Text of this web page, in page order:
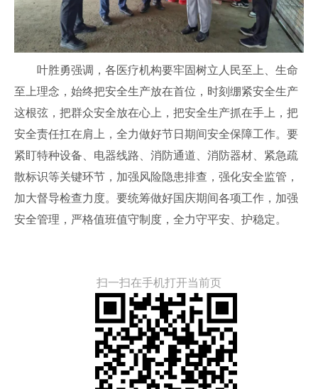
叶胜勇强调，各医疗机构要牢固树立人民至上、生命
至上理念，始终把安全生产放在首位，时刻绷紧安全生产
这根弦，把群众安全放在心上，把安全生产抓在手上，把
安全责任扛在肩上，全力做好节日期间安全保障工作。要
紧盯特种设备、电器线路、消防通道、消防器材、紧急疏
散标识等关键环节，加强风险隐患排查，强化安全监管，
加大督导检查力度。要统筹做好国庆期间各项工作，加强
安全管理，严格值班值守制度，全力守平安、护稳定。
扫一扫在手机打开当前页